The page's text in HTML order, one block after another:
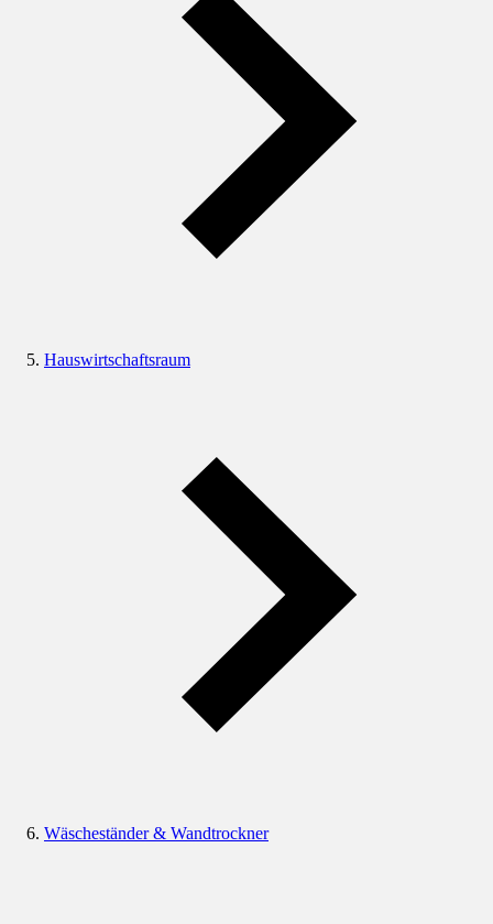
Hauswirtschaftsraum
Wäscheständer & Wandtrockner